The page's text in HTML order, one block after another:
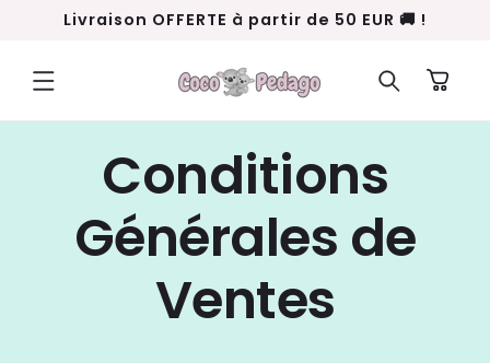
PASSERLivraison OFFERTE à partir de 50 EUR 🚚 !
Panier
Conditions
Générales de
Ventes